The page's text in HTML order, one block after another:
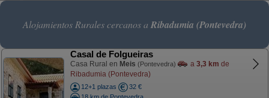
Alojamientos Rurales cercanos a Ribadumia (Pontevedra)
Casal de Folgueiras
Casa Rural en Meis (Pontevedra) a 3,3 km de
Ribadumia (Pontevedra)
12+1 plazas
32 €